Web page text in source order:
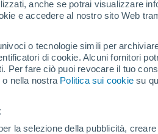
anche se potrai visualizzare
e accedere al nostro sito Web
o tecnologie simili per
di cookie. Alcuni fornitori
Per fare ciò puoi revocare il tuo
o nella nostra Politica sui cookie su
la selezione della pubblicità,
Pereira
Verde